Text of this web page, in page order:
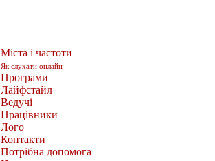
Міста і частоти
Як слухати онлайн
Програми
Лайфстайл
Ведучі
Працівники
Лого
Контакти
Потрібна допомога